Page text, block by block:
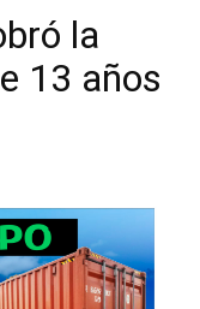
la
13 años